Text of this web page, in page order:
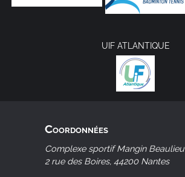
UIF ATLANTIQUE
Coordonnées
Complexe sportifMangin Beaulieu
2 rue des Boires, 44200 Nantes